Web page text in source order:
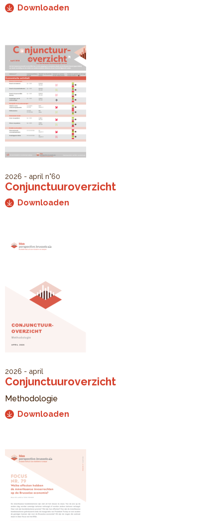
Downloaden
2026 - april n°60
Conjunctuuroverzicht
Downloaden
2026 - april
Conjunctuuroverzicht
Methodologie
Downloaden